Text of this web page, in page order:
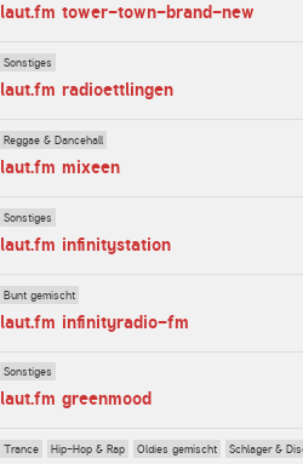
laut.fm tower-town-brand-new
Sonstiges
laut.fm radioettlingen
Reggae & Dancehall
laut.fm mixeen
Sonstiges
laut.fm infinitystation
Bunt gemischt
laut.fm infinityradio-fm
Sonstiges
laut.fm greenmood
Trance Hip-Hop & Rap Oldies gemischt Schlager &